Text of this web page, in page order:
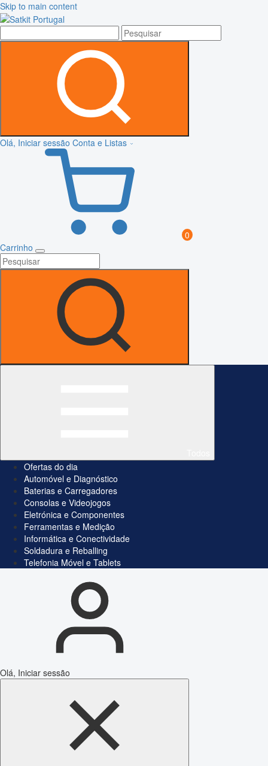
Skip to main content
Olá, Iniciar sessão Conta e Listas
0
Carrinho
Ofertas do dia
Automóvel e Diagnóstico
Baterias e Carregadores
Consolas e Videojogos
Eletrónica e Componentes
Ferramentas e Medição
Informática e Conectividade
Soldadura e Reballing
Telefonia Móvel e Tablets
Olá, Iniciar sessão